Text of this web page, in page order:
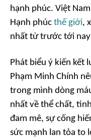
hạnh phúc. Việt
Hạnh phúc thế giới,
nhất từ trước tới
Phát biểu ý kiến kết
Phạm Minh Chính
trong mình dòng
nhất về thể chất,
đam mê, sự cống
sức mạnh lan tỏa to